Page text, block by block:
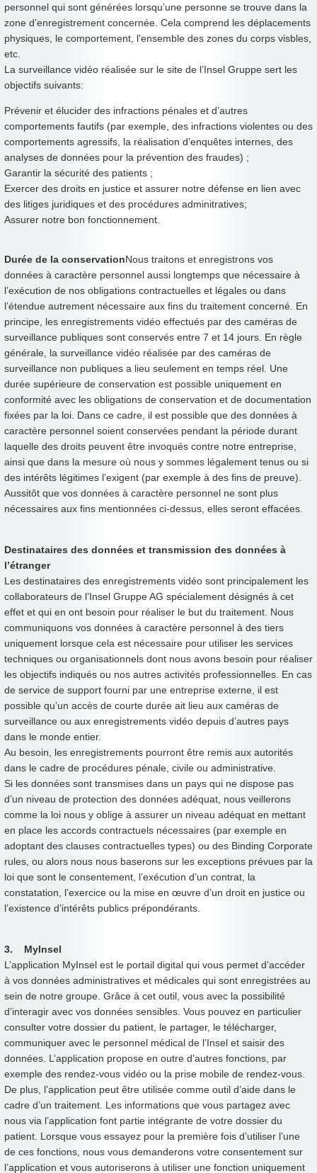
personnel qui sont générées lorsqu’une personne se trouve dans la
zone d’enregistrement concernée. Cela comprend les déplacements
physiques, le comportement, l’ensemble des zones du corps visbles,
etc.
La surveillance vidéo réalisée sur le site de l’Insel Gruppe sert les
objectifs suivants:
Prévenir et élucider des infractions pénales et d’autres
comportements fautifs (par exemple, des infractions violentes ou des
comportements agressifs, la réalisation d’enquêtes internes, des
analyses de données pour la prévention des fraudes) ;
Garantir la sécurité des patients ;
Exercer des droits en justice et assurer notre défense en lien avec
des litiges juridiques et des procédures adminitratives;
Assurer notre bon fonctionnement.
Durée de la conservationNous traitons et enregistrons vos
données à caractère personnel aussi longtemps que nécessaire à
l’exécution de nos obligations contractuelles et légales ou dans
l’étendue autrement nécessaire aux fins du traitement concerné. En
principe, les enregistrements vidéo effectués par des caméras de
surveillance publiques sont conservés entre 7 et 14 jours. En règle
générale, la surveillance vidéo réalisée par des caméras de
surveillance non publiques a lieu seulement en temps réel. Une
durée supérieure de conservation est possible uniquement en
conformité avec les obligations de conservation et de documentation
fixées par la loi. Dans ce cadre, il est possible que des données à
caractère personnel soient conservées pendant la période durant
laquelle des droits peuvent être invoqués contre notre entreprise,
ainsi que dans la mesure où nous y sommes légalement tenus ou si
des intérêts légitimes l’exigent (par exemple à des fins de preuve).
Aussitôt que vos données à caractère personnel ne sont plus
nécessaires aux fins mentionnées ci-dessus, elles seront effacées.
Destinataires des données et transmission des données à
l’étranger
Les destinataires des enregistrements vidéo sont principalement les
collaborateurs de l’Insel Gruppe AG spécialement désignés à cet
effet et qui en ont besoin pour réaliser le but du traitement. Nous
communiquons vos données à caractère personnel à des tiers
uniquement lorsque cela est nécessaire pour utiliser les services
techniques ou organisationnels dont nous avons besoin pour réaliser
les objectifs indiqués ou nos autres activités professionnelles. En cas
de service de support fourni par une entreprise externe, il est
possible qu’un accès de courte durée ait lieu aux caméras de
surveillance ou aux enregistrements vidéo depuis d’autres pays
dans le monde entier.
Au besoin, les enregistrements pourront être remis aux autorités
dans le cadre de procédures pénale, civile ou administrative.
Si les données sont transmises dans un pays qui ne dispose pas
d’un niveau de protection des données adéquat, nous veillerons
comme la loi nous y oblige à assurer un niveau adéquat en mettant
en place les accords contractuels nécessaires (par exemple en
adoptant des clauses contractuelles types) ou des Binding Corporate
rules, ou alors nous nous baserons sur les exceptions prévues par la
loi que sont le consentement, l’exécution d’un contrat, la
constatation, l’exercice ou la mise en œuvre d’un droit en justice ou
l’existence d’intérêts publics prépondérants.
3. MyInsel
L’application MyInsel est le portail digital qui vous permet d’accéder
à vos données administratives et médicales qui sont enregistrées au
sein de notre groupe. Grâce à cet outil, vous avec la possibilité
d’interagir avec vos données sensibles. Vous pouvez en particulier
consulter votre dossier du patient, le partager, le télécharger,
communiquer avec le personnel médical de l’Insel et saisir des
données. L’application propose en outre d’autres fonctions, par
exemple des rendez-vous vidéo ou la prise mobile de rendez-vous.
De plus, l’application peut être utilisée comme outil d’aide dans le
cadre d’un traitement. Les informations que vous partagez avec
nous via l’application font partie intégrante de votre dossier du
patient. Lorsque vous essayez pour la première fois d’utiliser l’une
de ces fonctions, nous vous demanderons votre consentement sur
l’application et vous autoriserons à utiliser une fonction uniquement